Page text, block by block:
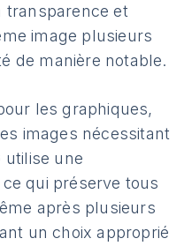
transparence et
image plusieurs
de manière notable.
les graphiques,
images nécessitant
utilise une
qui préserve tous
après plusieurs
un choix approprié